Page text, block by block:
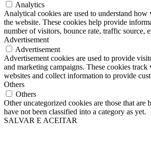
Analytics
Analytical cookies are used to understand
the website. These cookies help provide
number of visitors, bounce rate, traffic source,
Advertisement
Advertisement
Advertisement cookies are used to provide
and marketing campaigns. These cookies track
websites and collect information to provide
Others
Others
Other uncategorized cookies are those that are
have not been classified into a category as yet.
SALVAR E ACEITAR